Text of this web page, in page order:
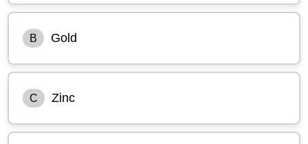
B Gold
C Zinc